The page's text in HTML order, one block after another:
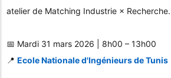
atelier de Matching Industrie × Recherche.
📅 Mardi 31 mars 2026 | 8h00 – 13h00
📍 Ecole Nationale d'Ingénieurs de Tunis